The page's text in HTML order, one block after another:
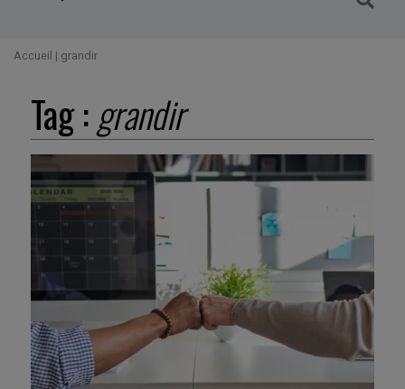
Accueil | grandir
Tag :grandir